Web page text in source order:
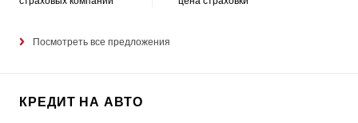
Посмотреть все предложения
КРЕДИТ НА АВТО